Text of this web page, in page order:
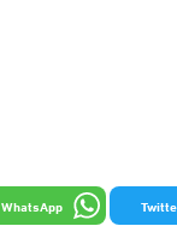
WhatsApp